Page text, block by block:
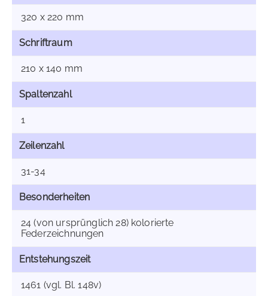
320 x 220 mm
Schriftraum
210 x 140 mm
Spaltenzahl
1
Zeilenzahl
31-34
Besonderheiten
24 (von ursprünglich 28) kolorierte
Federzeichnungen
Entstehungszeit
1461 (vgl. Bl. 148v)